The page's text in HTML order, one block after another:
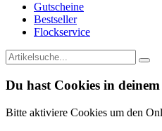
Gutscheine
Bestseller
Flockservice
Du hast Cookies in
Bitte aktiviere Cookies um den